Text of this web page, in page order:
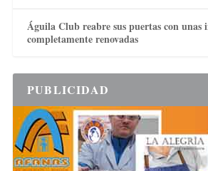
Águila Club reabre sus puertas con unas
completamente renovadas
PUBLICIDAD